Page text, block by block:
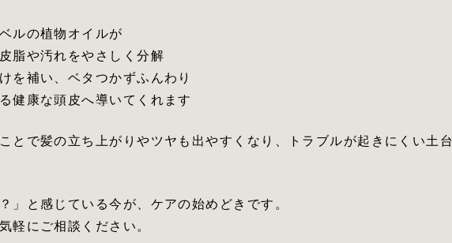
ルの植物オイルが
脂や汚れをやさしく分解
を補い、ベタつかずふんわり
健康な頭皮へ導いてくれます
とで髪の立ち上がりやツヤも出やすくなり、トラブルが起きにくい土台
」と感じている今が、ケアの始めどきです。
軽にご相談ください。